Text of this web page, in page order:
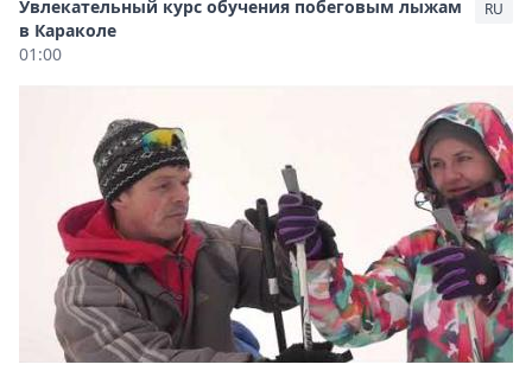
Увлекательный курс обучения побеговым лыжам
в Караколе
01:00
RU